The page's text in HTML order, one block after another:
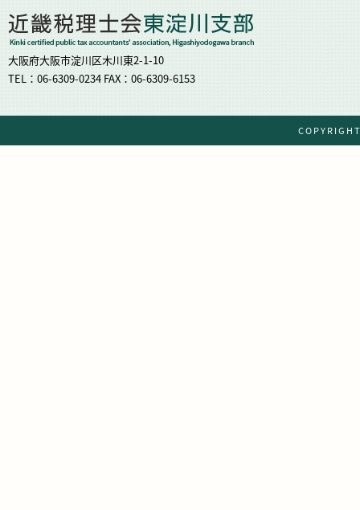
大阪府大阪市淀川区木川東2-1-10
TEL：06-6309-0234 FAX：06-6309-6153